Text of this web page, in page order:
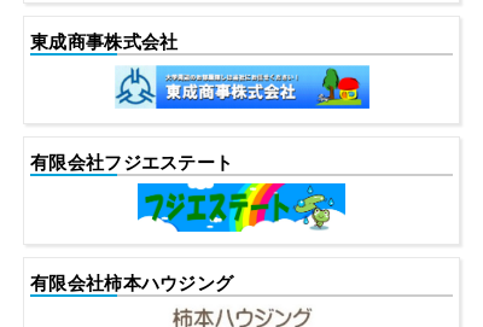
東成商事株式会社
有限会社フジエステート
有限会社柿本ハウジング